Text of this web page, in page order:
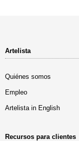
Artelista
Quiénes somos
Empleo
Artelista in English
Recursos para clientes